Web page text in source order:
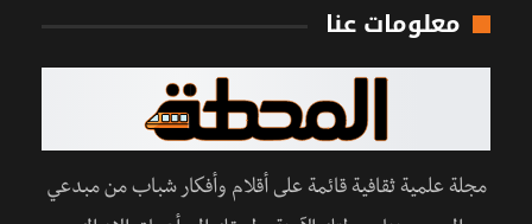
معلومات عنا
مجلة علمية ثقافية قائمة على أقلام وأفكار شباب من مبدعي